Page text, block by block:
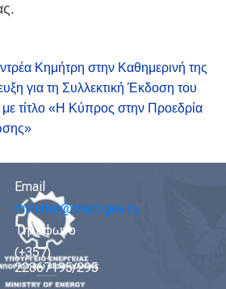
Κημήτρη στην Καθημερινή της
για τη Συλλεκτική Έκδοση του
τίτλο «Η Κύπρος στην Προεδρία
Email
minister@meci.gov.cy
Τηλέφωνο
(+357)
22867195/295